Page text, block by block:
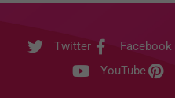
Twitter Facebook
YouTube